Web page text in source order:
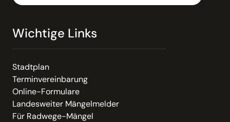
Wichtige Links
Stadtplan
Terminvereinbarung
Online-Formulare
Landesweiter Mängelmelder
Für Radwege-Mängel